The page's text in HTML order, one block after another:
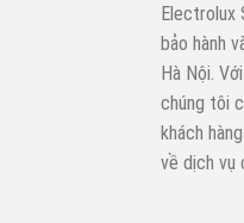
Electrolux
bảo hành
Hà Nội.
chúng tôi
khách
về dịch vụ